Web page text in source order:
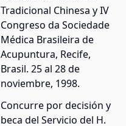
Tradicional Chinesa y IV
Congreso da Sociedade
Médica Brasileira de
Acupuntura, Recife,
Brasil. 25 al 28 de
noviembre, 1998.
Concurre por decisión y
beca del Servicio del H.